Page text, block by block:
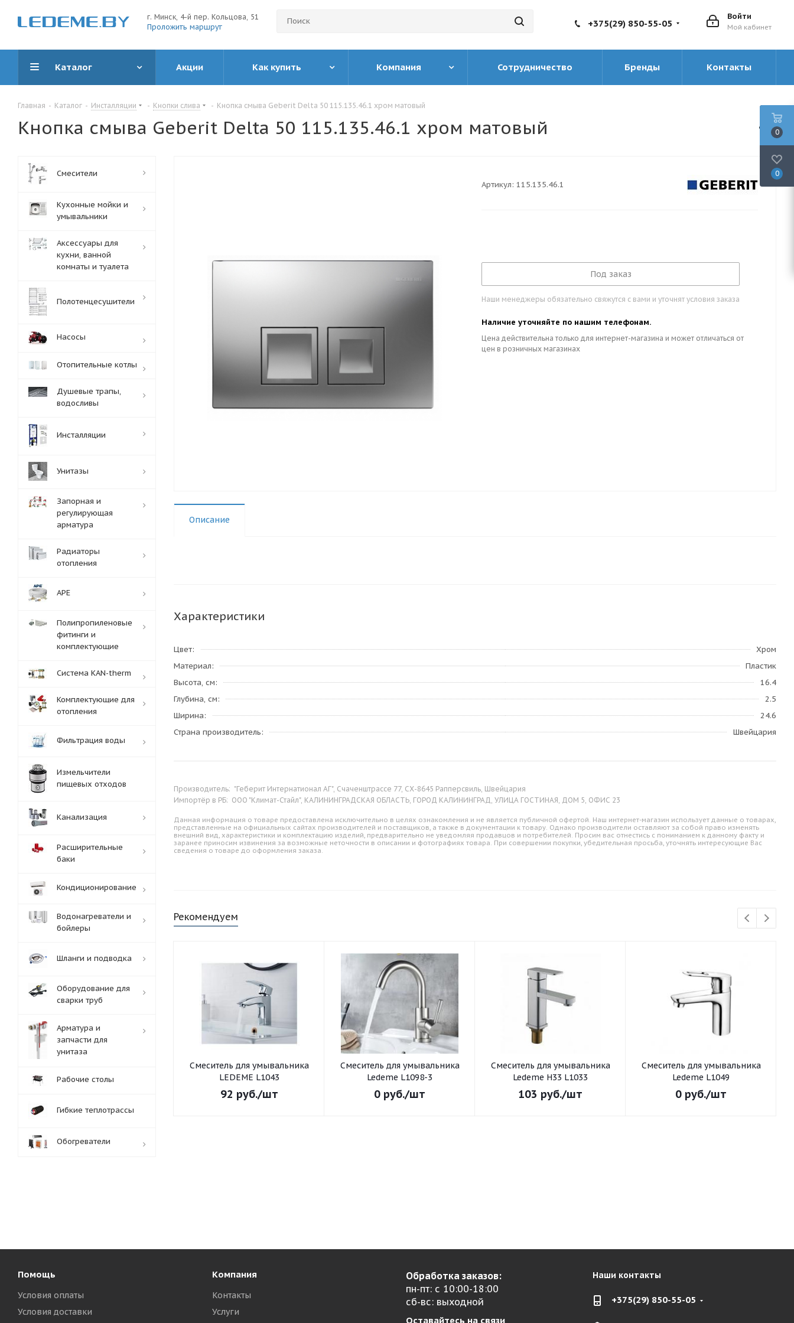
г. Минск, 4-й пер. Кольцова, 51
Проложить маршрут
Войти
Мой кабинет
+375(29) 850-55-05
Каталог Акции Как купить Компания Сотрудничество Бренды Контакты
Главная - Каталог - Инсталляции - Кнопки слива - Кнопка смыва Geberit Delta 50 115.135.46.1 хром матовый
Кнопка смыва Geberit Delta 50 115.135.46.1 хром матовый
Артикул: 115.135.46.1
Под заказ
Наши менеджеры обязательно свяжутся с вами и уточнят условия заказа
Наличие уточняйте по нашим телефонам.
Цена действительна только для интернет-магазина и может отличаться от
цен в розничных магазинах
Описание
Характеристики
Цвет
Хром
Материал
Пластик
Высота, см
16.4
Глубина, см
2.5
Ширина
24.6
Страна производитель
Швейцария
Производитель: "Геберит Интернатионал АГ", Счаченштрассе 77, СХ-8645 Рапперсвиль, Швейцария
Импортёр в РБ: ООО "Климат-Стайл", КАЛИНИНГРАДСКАЯ ОБЛАСТЬ, ГОРОД КАЛИНИНГРАД, УЛИЦА ГОСТИНАЯ, ДОМ 5, ОФИС 23
Данная информация о товаре предоставлена исключительно в целях ознакомления и не является публичной офертой. Наш интернет-магазин использует данные о товарах,
представленные на официальных сайтах производителей и поставщиков, а также в документации к товару. Однако производители оставляют за собой право изменять
внешний вид, характеристики и комплектацию изделий, предварительно не уведомляя продавцов и потребителей. Просим вас отнестись с пониманием к данному факту и
заранее приносим извинения за возможные неточности в описании и фотографиях товара. При совершении покупки, убедительная просьба, уточнять интересующие Вас
сведения о товаре до оформления заказа.
Рекомендуем
Смеситель для умывальника
LEDEME L1043
92 руб./шт
Смеситель для умывальника
Ledeme L1098-3
0 руб./шт
Смеситель для умывальника
Ledeme H33 L1033
103 руб./шт
Смеситель для умывальника
Ledeme L1049
0 руб./шт
Смесители
Кухонные мойки и
умывальники
Аксессуары для
кухни, ванной
комнаты и туалета
Полотенцесушители
Насосы
Отопительные котлы
Душевые трапы,
водосливы
Инсталляции
Унитазы
Запорная и
регулирующая
арматура
Радиаторы
отопления
APE
Полипропиленовые
фитинги и
комплектующие
Система KAN-therm
Комплектующие для
отопления
Фильтрация воды
Измельчители
пищевых отходов
Канализация
Расширительные
баки
Кондиционирование
Водонагреватели и
бойлеры
Шланги и подводка
Оборудование для
сварки труб
Арматура и
запчасти для
унитаза
Рабочие столы
Гибкие теплотрассы
Обогреватели
Помощь
Условия оплаты
Условия доставки
Компания
Контакты
Услуги
Обработка заказов:
пн-пт: с 10:00-18:00
сб-вс: выходной
Оставайтесь на связи
Наши контакты
+375(29) 850-55-05
0
0